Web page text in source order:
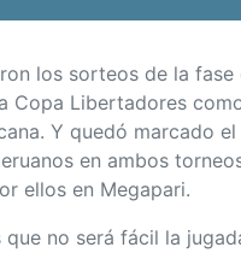
los sorteos de la fase
Copa Libertadores
Y quedó marcado
en ambos
ellos en Megapari.
que no será fácil la